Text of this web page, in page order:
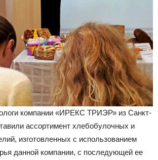
компании «ИРЕКС ТРИЭР» из Санкт-
ассортимент хлебобулочных и
изготовленных с использованием
данной компании, с последующей ее